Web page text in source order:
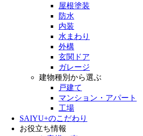
屋根塗装
防水
内装
水まわり
外構
玄関ドア
ガレージ
建物種別から選ぶ
戸建て
マンション・アパート
工場
SAIYU+のこだわり
お役立ち情報